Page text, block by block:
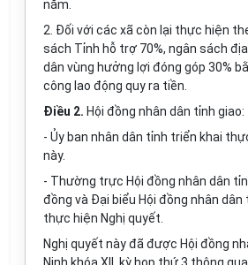
năm.
2. Đối với các xã còn lại thực hiện
sách Tỉnh hỗ trợ 70%, ngân sách
dân vùng hưởng lợi đóng góp 30%
công lao động quy ra tiền.
Điều 2. Hội đồng nhân dân tỉnh giao:
- Ủy ban nhân dân tỉnh triển khai
này.
- Thường trực Hội đồng nhân dân
đồng và Đại biểu Hội đồng nhân
thực hiện Nghị quyết.
Nghị quyết này đã được Hội đồng